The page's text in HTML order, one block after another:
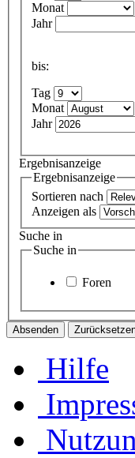
Monat
Jahr
bis:
Tag
Monat
Jahr
Ergebnisanzeige
Ergebnisanzeige
Sortieren nach
Anzeigen als
Suche in
Suche in
Foren
Hilfe